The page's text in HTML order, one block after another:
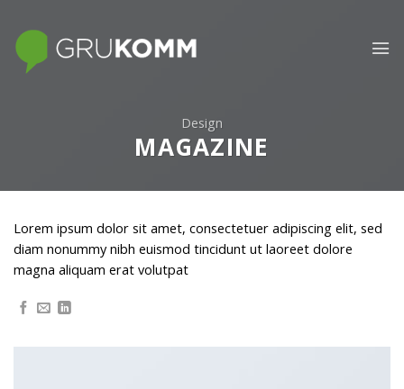
content
Design
MAGAZINE
Lorem ipsum dolor sit amet, consectetuer adipiscing elit, sed
diam nonummy nibh euismod tincidunt ut laoreet dolore
magna aliquam erat volutpat